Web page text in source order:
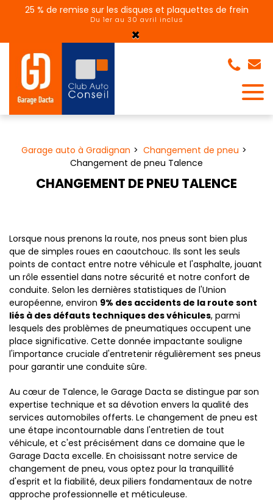
25 % de remise sur les disques et plaquettes de frein
Du 1er au 30 avril inclus
×
Garage auto à Gradignan
Changement de pneu
Changement de pneu Talence
CHANGEMENT DE PNEU TALENCE
Lorsque nous prenons la route, nos pneus sont bien plus
que de simples roues en caoutchouc. Ils sont les seuls
points de contact entre notre véhicule et l'asphalte, jouant
un rôle essentiel dans notre sécurité et notre confort de
conduite. Selon les dernières statistiques de l'Union
européenne, environ 9% des accidents de la route sont
liés à des défauts techniques des véhicules, parmi
lesquels des problèmes de pneumatiques occupent une
place significative. Cette donnée impactante souligne
l'importance cruciale d'entretenir régulièrement ses pneus
pour garantir une conduite sûre.
Au cœur de Talence, le Garage Dacta se distingue par son
expertise technique et sa dévotion envers la qualité des
services automobiles offerts. Le changement de pneu est
une étape incontournable dans l'entretien de tout
véhicule, et c'est précisément dans ce domaine que le
Garage Dacta excelle. En choisissant notre service de
changement de pneu, vous optez pour la tranquillité
d'esprit et la fiabilité, deux piliers fondamentaux de notre
approche professionnelle et méticuleuse.
Panneau de gestion des cookies